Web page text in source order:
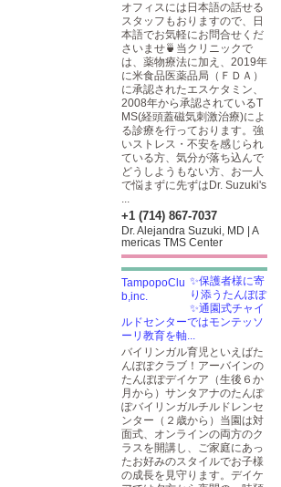
オフィスには日本語の話せる
スタッフもおりますので、日
本語でお気軽にお問合せくだ
さいませ🍵当クリニックで
は、薬物療法に加え、2019年
に米食品医薬品局（ＦＤＡ）
に承認されたエスケタミン、
2008年から承認されているT
MS(経頭蓋磁気刺激治療)によ
る診療を行っております。強
いストレス・不安を感じられ
ている方、気分が落ち込んで
どうしようもない方、お一人
で悩まずに先ずはDr. Suzuki's
...
+1 (714) 867-7037
Dr. Alejandra Suzuki, MD | A
mericas TMS Center
✨保護者様に寄
り添うたんぽぽ
✨通園式チャイ
ルドセンターではモンテッソ
ーリ教育を軸...
バイリンガル育児といえばた
んぽぽクラブ！アーバインの
たんぽぽデイケア（生後６か
月から）サンタアナのたんぽ
ぽバイリンガルチルドレンセ
ンター（２歳から）当園は対
面式、オンラインの両方のク
ラスを開講し、ご家庭にあっ
たお好みのスタイルでお子様
の成長を見守ります。デイケ